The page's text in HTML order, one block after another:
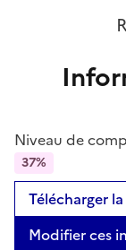
Niveau de
37%
Télécharger
Modifier ces